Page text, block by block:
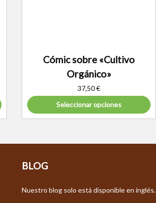
Cómic sobre «Cultivo
Orgánico»
37,50€
Seleccionar opciones
BLOG
Nuestro blog solo está disponible en inglés.